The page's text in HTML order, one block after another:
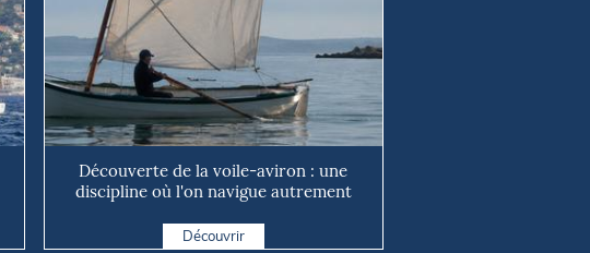
Découverte de la voile-aviron : une
discipline où l'on navigue autrement
Découvrir